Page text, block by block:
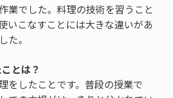
業でした。料理の技術を習うこと
いこなすことには大きな違いがあ
た。
とは？
をしたことです。普段の授業で